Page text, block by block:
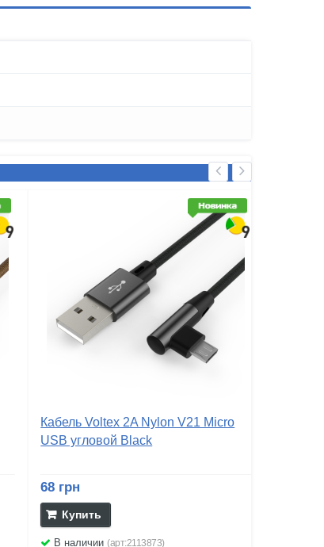
Кабель Voltex 2A Nylon V21 Micro
USB угловой Black
68 грн
Купить
В наличии(арт:2113873)